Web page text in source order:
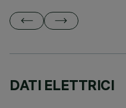
DATI ELETTRICI